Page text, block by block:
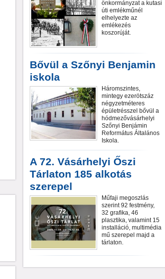
önkormányzat a kutasi
úti emlékműnél
elhelyezte az
emlékezés
koszorúját.
Bővül a Szőnyi Benjamin
iskola
Háromszintes,
mintegy ezerötszáz
négyzetméteres
épületrésszel bővül a
hódmezővásárhelyi
Szőnyi Benjámin
Református Általános
Iskola.
A 72. Vásárhelyi Őszi
Tárlaton 185 alkotás
szerepel
Műfaji megoszlás
szerint 92 festmény,
32 grafika, 46
plasztika, valamint 15
installáció, multimédia
mű szerepel majd a
tárlaton.